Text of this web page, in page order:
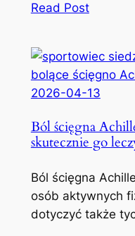
Read Post
2026-04-13
Ból ścięgna
skutecznie go
Ból ścięgna
osób aktywnych
dotyczyć także